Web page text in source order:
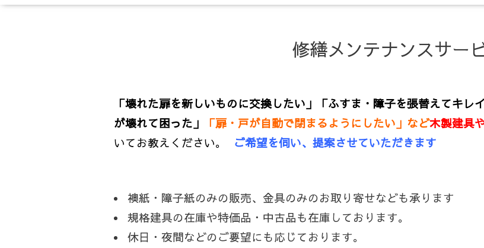
修繕メンテナンスサー
「壊れた扉を新しいものに交換したい」 「ふすま・障子を張替えてキレ
が壊れて困った」
「扉・戸が自動で閉まるようにしたい」など木製建具
いてお教えください。
ご希望を伺い、提案させていただきます
襖紙・障子紙のみの販売、金具のみのお取り寄せなども承ります
規格建具の在庫や特価品・中古品も在庫しております。
休日・夜間などのご要望にも応じております。